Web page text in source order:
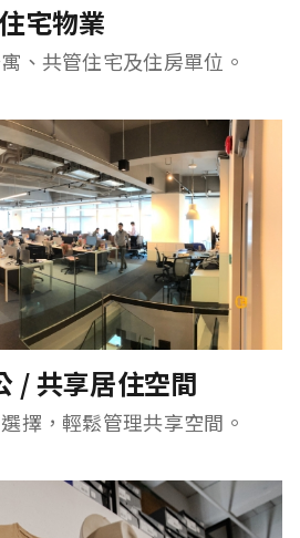
住宅物業
、共管住宅及住房單位。
/ 共享居住空間
擇，輕鬆管理共享空間。